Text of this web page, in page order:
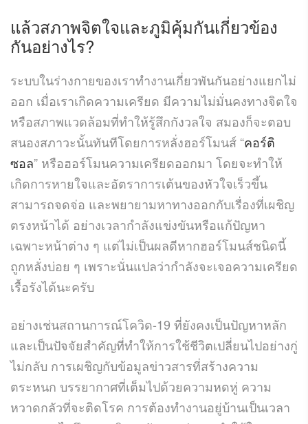
แล้วสภาพจิตใจและภูมิคุ้มกันเกี่ยวข้อง
กันอย่างไร?
ระบบในร่างกายของเราทำงานเกี่ยวพันกันอย่างแยกไม่
ออก เมื่อเราเกิดความเครียด มีความไม่มั่นคงทางจิตใจ
หรือสภาพแวดล้อมที่ทำให้รู้สึกกังวลใจ สมองก็จะตอบ
สนองสภาวะนั้นทันทีโดยการหลั่งฮอร์โมนส์ “คอร์ติ
ซอล” หรือฮอร์โมนความเครียดออกมา โดยจะทำให้
เกิดการหายใจและอัตราการเต้นของหัวใจเร็วขึ้น
สามารถจดจ่อ และพยายามหาทางออกกับเรื่องที่เผชิญ
ตรงหน้าได้ อย่างเวลากำลังแข่งขันหรือแก้ปัญหา
เฉพาะหน้าต่าง ๆ แต่ไม่เป็นผลดีหากฮอร์โมนส์ชนิดนี้
ถูกหลั่งบ่อย ๆ เพราะนั่นแปลว่ากำลังจะเจอความเครียด
เรื้อรังได้นะครับ
อย่างเช่นสถานการณ์โควิด-19 ที่ยังคงเป็นปัญหาหลัก
และเป็นปัจจัยสำคัญที่ทำให้การใช้ชีวิตเปลี่ยนไปอย่างกู่
ไม่กลับ การเผชิญกับข้อมูลข่าวสารที่สร้างความ
ตระหนก บรรยากาศที่เต็มไปด้วยความหดหู่ ความ
หวาดกลัวที่จะติดโรค การต้องทำงานอยู่บ้านเป็นเวลา